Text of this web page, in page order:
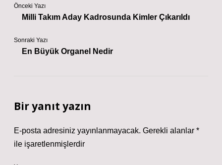
Önceki Yazı
Milli Takım Aday Kadrosunda Kimler Çıkarıldı
Sonraki Yazı
En Büyük Organel Nedir
Bir yanıt yazın
E-posta adresiniz yayınlanmayacak. Gerekli alanlar *
ile işaretlenmişlerdir